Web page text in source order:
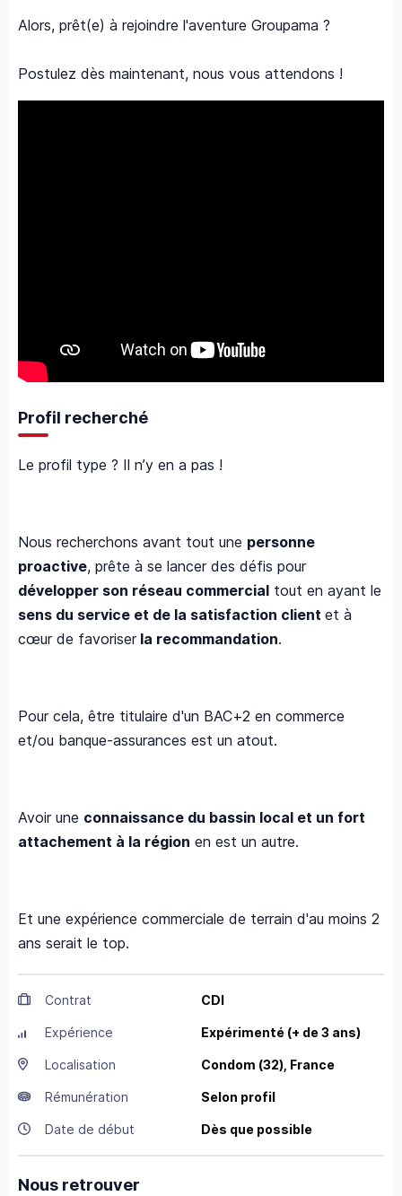
Alors, prêt(e) à rejoindre l'aventure Groupama ?
Postulez dès maintenant, nous vous attendons !
Profil recherché
Le profil type ? Il n’y en a pas !
Nous recherchons avant tout une personne
proactive, prête à se lancer des défis pour
développer son réseau commercial tout en ayant le
sens du service et de la satisfaction client et à
cœur de favoriserla recommandation.
Pour cela, être titulaire d'un BAC+2 en commerce
et/ou banque-assurances est un atout.
Avoir une connaissance du bassin local et un fort
attachement à la région en est un autre.
Et une expérience commerciale de terrain d'au moins 2
ans serait le top.
Contrat CDI
Expérience Expérimenté (+ de 3 ans)
Localisation Condom (32), France
Rémunération Selon profil
Date de début Dès que possible
Nous retrouver